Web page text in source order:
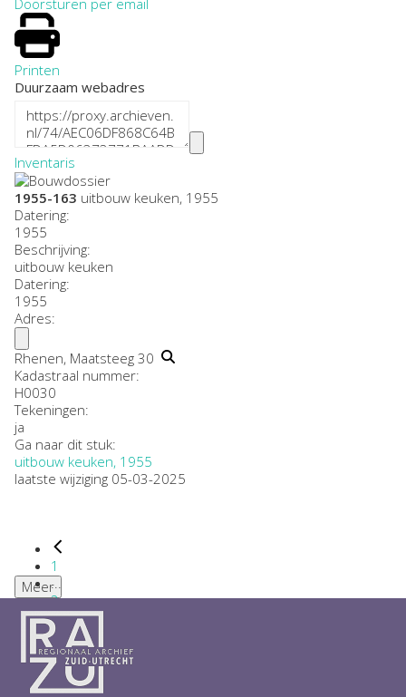
Printen
Duurzaam webadres
Inventaris
1955-163 uitbouw keuken, 1955
Datering:
1955
Beschrijving:
uitbouw keuken
Datering:
1955
Adres:
Rhenen, Maatsteeg 30
Kadastraal nummer:
H0030
Tekeningen:
ja
Ga naar dit stuk:
uitbouw keuken, 1955
laatste wijziging 05-03-2025
1
...
2
3
4
5
6
...
Meer